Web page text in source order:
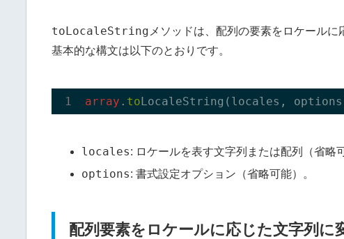
toLocaleString メソッドは、配列の要素をロケールに
基本的な構文は以下のとおりです。
array . toLocaleString( locales , options
locales: ロケールを表す文字列または配列（省略
options: 書式設定オプション（省略可能）。
配列要素をロケールに応じた文字列に